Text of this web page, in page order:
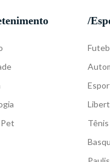
/
Tênis